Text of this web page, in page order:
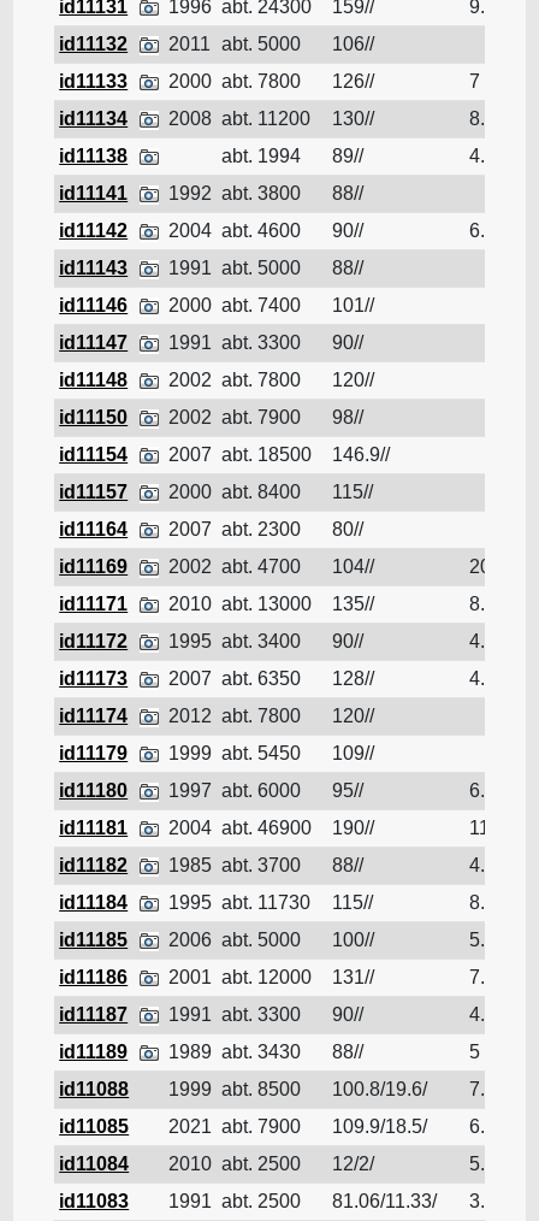
id11131
1996 abt. 24300 159//
9.8
id11132
2011 abt. 5000
106//
id11133
2000 abt. 7800 126//
7
id11134
2008 abt. 11200 130//
8.7
id11138
abt. 1994 89//
4.1
id11141
1992 abt. 3800
88//
id11142
2004 abt. 4600 90//
6.1
id11143
1991 abt. 5000
88//
id11146
2000 abt. 7400
101//
id11147
1991 abt. 3300
90//
id11148
2002 abt. 7800
120//
id11150
2002 abt. 7900
98//
id11154
2007 abt. 18500
146.9//
id11157
2000 abt. 8400
115//
id11164
2007 abt. 2300
80//
id11169
2002 abt. 4700 104//
2002
id11171
2010 abt. 13000 135//
8.5
id11172
1995 abt. 3400 90//
4.9
id11173
2007 abt. 6350 128//
4.86
id11174
2012 abt. 7800
120//
id11179
1999 abt. 5450
109//
id11180
1997 abt. 6000 95//
6.4
id11181
2004 abt. 46900 190//
11.8
id11182
1985 abt. 3700 88//
4.3
id11184
1995 abt. 11730 115//
8.8
id11185
2006 abt. 5000 100//
5.5
id11186
2001 abt. 12000 131//
7.7
id11187
1991 abt. 3300 90//
4.95
id11189
1989 abt. 3430 88//
5
id11088
1999 abt. 8500 100.8/19.6/
7.817
id11085
2021 abt. 7900 109.9/18.5/
6.05
id11084
2010 abt. 2500 12/2/
5.3
id11083
1991 abt. 2500 81.06/11.33/
3.65